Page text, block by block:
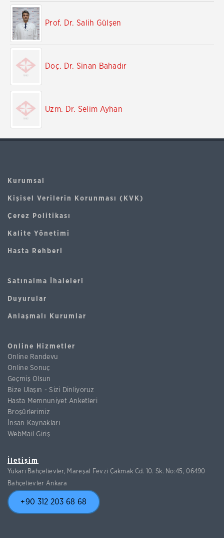
Prof. Dr. Salih Gülşen
Doç. Dr. Sinan Bahadır
Uzm. Dr. Selim Ayhan
Kurumsal
Kişisel Verilerin Korunması (KVK)
Çerez Politikası
Kalite Yönetimi
Hasta Rehberi
Satınalma İhaleleri
Duyurular
Anlaşmalı Kurumlar
Online Hizmetler
Online Randevu
Online Sonuç
Geçmiş Olsun
Bize Ulaşın - Sizi Dinliyoruz
Hasta Memnuniyet Anketleri
Broşürlerimiz
İnsan Kaynakları
WebMail Giriş
İletişim
Yukarı Bahçelievler, Mareşal Fevzi Çakmak Cd. 10. Sk. No:45, 06490
Bahçelievler Ankara
+90 312 203 68 68